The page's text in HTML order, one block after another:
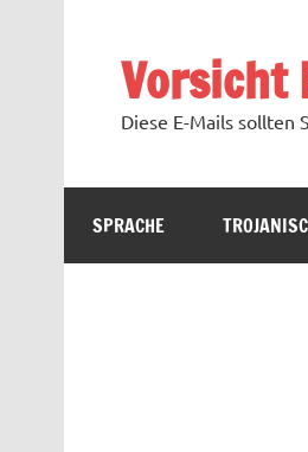
Vorsicht
Diese E-Mails sollten
SPRACHE